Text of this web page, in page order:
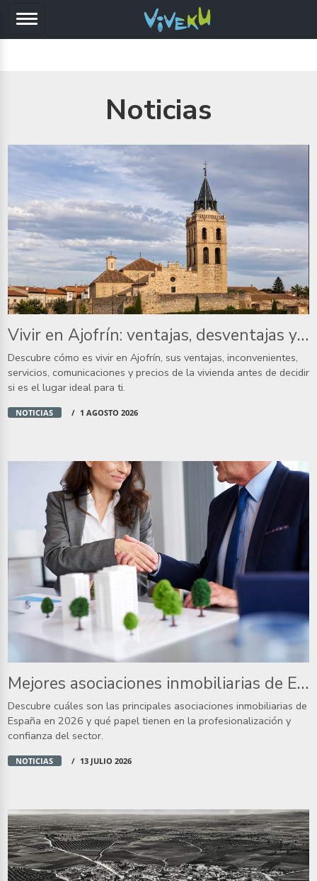
Noticias
Vivir en Ajofrín: ventajas, desventajas y cómo es la vida en este pueblo de Toledo
Descubre cómo es vivir en Ajofrín, sus ventajas, inconvenientes,
servicios, comunicaciones y precios de la vivienda antes de decidir
si es el lugar ideal para ti.
NOTICIAS 1 AGOSTO 2026
Mejores asociaciones inmobiliarias de España en 2026
Descubre cuáles son las principales asociaciones inmobiliarias de
España en 2026 y qué papel tienen en la profesionalización y
confianza del sector.
NOTICIAS 13 JULIO 2026